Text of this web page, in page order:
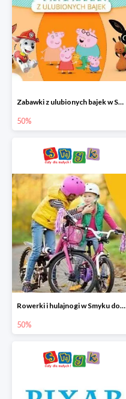
Zabawki z ulubionych bajek w Smyku do -50%
50%
Rowerki i hulajnogi w Smyku do -50%
50%